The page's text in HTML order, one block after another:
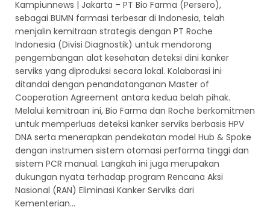
Kampiunnews | Jakarta – PT Bio Farma (Persero),
sebagai BUMN farmasi terbesar di Indonesia, telah
menjalin kemitraan strategis dengan PT Roche
Indonesia (Divisi Diagnostik) untuk mendorong
pengembangan alat kesehatan deteksi dini kanker
serviks yang diproduksi secara lokal. Kolaborasi ini
ditandai dengan penandatanganan Master of
Cooperation Agreement antara kedua belah pihak.
Melalui kemitraan ini, Bio Farma dan Roche berkomitmen
untuk memperluas deteksi kanker serviks berbasis HPV
DNA serta menerapkan pendekatan model Hub & Spoke
dengan instrumen sistem otomasi performa tinggi dan
sistem PCR manual. Langkah ini juga merupakan
dukungan nyata terhadap program Rencana Aksi
Nasional (RAN) Eliminasi Kanker Serviks dari
Kementerian…